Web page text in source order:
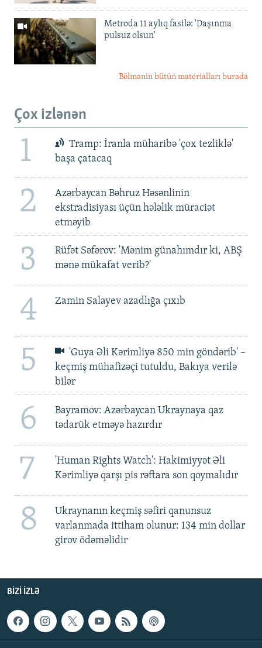
Metroda 11 aylıq fasilə: 'Daşınma
pulsuz olsun'
Bölmənin bütün materialları burada
Çox izlənən
1
Tramp: İranla müharibə 'çox tezliklə'
başa çatacaq
2
Azərbaycan Bəhruz Həsənlinin
ekstradisiyası üçün hələlik müraciət
etməyib
3
Rüfət Səfərov: 'Mənim günahımdır ki, ABŞ
mənə mükafat verib?'
4 Zamin Salayev azadlığa çıxıb
5
'Guya Əli Kərimliyə 850 min göndərib' –
keçmiş mühafizəçi tutuldu, Bakıya verilə
bilər
6
Bayramov: Azərbaycan Ukraynaya qaz
tədarük etməyə hazırdır
7
'Human Rights Watch': Hakimiyyət Əli
Kərimliyə qarşı pis rəftara son qoymalıdır
8
Ukraynanın keçmiş səfiri qanunsuz
varlanmada ittiham olunur: 134 min dollar
girov ödəməlidir
BIZI IZLƏ